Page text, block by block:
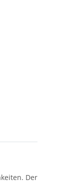
Der